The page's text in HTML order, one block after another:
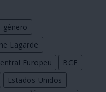
género
Lagarde
Europeu
BCE
Estados Unidos